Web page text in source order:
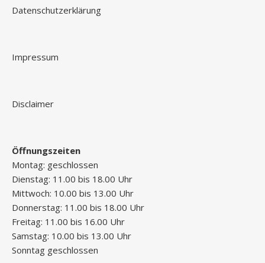
Datenschutzerklärung
Impressum
Disclaimer
Öffnungszeiten
Montag: geschlossen
Dienstag: 11.00 bis 18.00 Uhr
Mittwoch: 10.00 bis 13.00 Uhr
Donnerstag: 11.00 bis 18.00 Uhr
Freitag: 11.00 bis 16.00 Uhr
Samstag: 10.00 bis 13.00 Uhr
Sonntag geschlossen